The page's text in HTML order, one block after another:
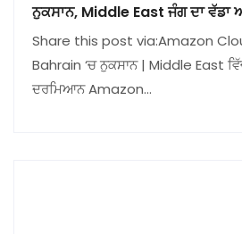
ਨੁਕਸਾਨ, Middle East ਜੰਗ ਦਾ ਵੱਡਾ
Share this post via:Amazon
Bahrain ‘ਚ ਨੁਕਸਾਨ | Middle East
ਦਰਮਿਆਨ Amazon…